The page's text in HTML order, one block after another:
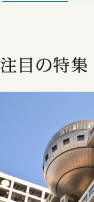
注目の特集